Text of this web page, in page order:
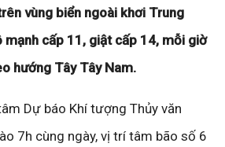
vùng biển ngoài khơi Trung
mạnh cấp 11, giật cấp 14, mỗi giờ
hướng Tây Tây Nam.
Dự báo Khí tượng Thủy văn
7h cùng ngày, vị trí tâm bão số 6